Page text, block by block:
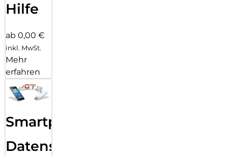
Hilfe
ab 0,00 €
inkl. MwSt.
Mehr
erfahren
Smartphone
Datensicherung